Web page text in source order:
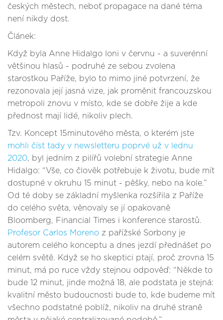
českých městech, neboť propagace na dané téma
není nikdy dost.
Článek:
Když byla Anne Hidalgo loni v červnu - a suverénní
většinou hlasů - podruhé ze sebou zvolena
starostkou Paříže, bylo to mimo jiné potvrzení, že
rezonovala její jasná vize, jak proměnit francouzskou
metropoli znovu v místo, kde se dobře žije a kde
přednost mají lidé, nikoliv plech.
Tzv. Koncept 15minutového města, o kterém jste
mohli číst tady v newsletteru poprvé už v lednu
2020, byl jedním z pilířů volební strategie Anne
Hidalgo: “Vše, co člověk potřebuje k životu, bude mít
dostupné v okruhu 15 minut - pěšky, nebo na kole.”
Od té doby se základní myšlenka rozšířila z Paříže
do celého světa, věnovaly se jí opakovaně
Bloomberg, Financial Times i konference starostů.
Profesor Carlos Moreno z pařížské Sorbony je
autorem celého konceptu a dnes jezdí přednášet po
celém světě. Když se ho skeptici ptají, proč zrovna 15
minut, má po ruce vždy stejnou odpověď: “Někde to
bude 12 minut, jinde možná 18, ale podstata je stejná:
kvalitní město budoucnosti bude to, kde budeme mít
všechno podstatné poblíž, nikoliv na druhé straně